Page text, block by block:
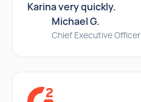
Karina very quickly.
Michael G.
Chief Executive Officer